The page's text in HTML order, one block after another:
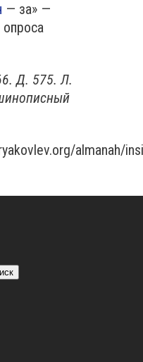
— за» —
опроса
Д. 575. Л.
almanah/